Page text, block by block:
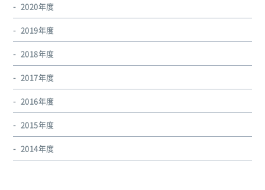
2020年度
2019年度
2018年度
2017年度
2016年度
2015年度
2014年度